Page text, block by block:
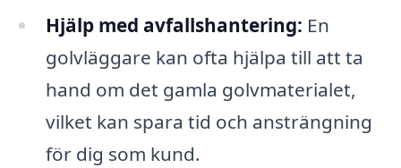
Hjälp med avfallshantering: En
golvläggare kan ofta hjälpa till att ta
hand om det gamla golvmaterialet,
vilket kan spara tid och ansträngning
för dig som kund.